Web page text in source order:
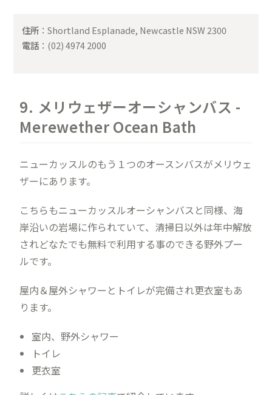
住所 ：Shortland Esplanade, Newcastle NSW 2300
電話 ：(02) 4974 2000
9. メリウェザーオーシャンバス -
Merewether Ocean Bath
ニューカッスルのもう１つのオースンバスがメリウェ
ザーにあります。
こちらもニューカッスルオーシャンバスと同様、海
岸沿いの岩場に作られていて、清掃日以外は年中解放
されどなたでも無料で利用する事のできる野外プー
ルです。
屋内＆屋外シャワーとトイレが完備され更衣室もあ
ります。
室内、野外シャワー
トイレ
更衣室